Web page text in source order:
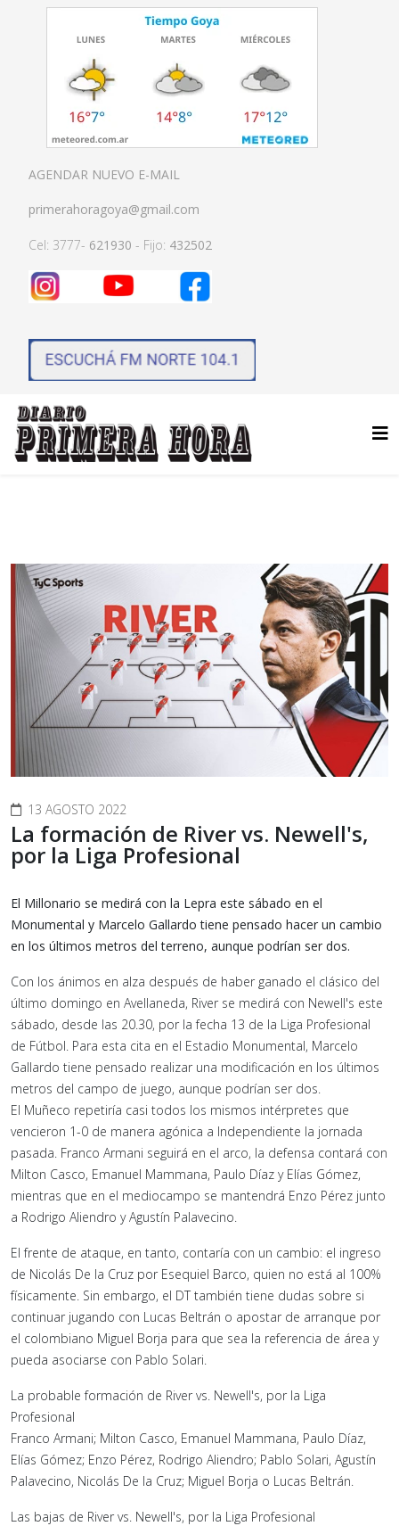
AGENDAR NUEVO E-MAIL
primerahoragoya@gmail.com
Cel: 3777- 621930 - Fijo: 432502
13 AGOSTO 2022
La formación de River vs. Newell's,
por la Liga Profesional
El Millonario se medirá con la Lepra este sábado en el
Monumental y Marcelo Gallardo tiene pensado hacer un cambio
en los últimos metros del terreno, aunque podrían ser dos.
Con los ánimos en alza después de haber ganado el clásico del
último domingo en Avellaneda, River se medirá con Newell's este
sábado, desde las 20.30, por la fecha 13 de la Liga Profesional
de Fútbol. Para esta cita en el Estadio Monumental, Marcelo
Gallardo tiene pensado realizar una modificación en los últimos
metros del campo de juego, aunque podrían ser dos.
El Muñeco repetiría casi todos los mismos intérpretes que
vencieron 1-0 de manera agónica a Independiente la jornada
pasada. Franco Armani seguirá en el arco, la defensa contará con
Milton Casco, Emanuel Mammana, Paulo Díaz y Elías Gómez,
mientras que en el mediocampo se mantendrá Enzo Pérez junto
a Rodrigo Aliendro y Agustín Palavecino.
El frente de ataque, en tanto, contaría con un cambio: el ingreso
de Nicolás De la Cruz por Esequiel Barco, quien no está al 100%
físicamente. Sin embargo, el DT también tiene dudas sobre si
continuar jugando con Lucas Beltrán o apostar de arranque por
el colombiano Miguel Borja para que sea la referencia de área y
pueda asociarse con Pablo Solari.
La probable formación de River vs. Newell's, por la Liga
Profesional
Franco Armani; Milton Casco, Emanuel Mammana, Paulo Díaz,
Elías Gómez; Enzo Pérez, Rodrigo Aliendro; Pablo Solari, Agustín
Palavecino, Nicolás De la Cruz; Miguel Borja o Lucas Beltrán.
Las bajas de River vs. Newell's, por la Liga Profesional